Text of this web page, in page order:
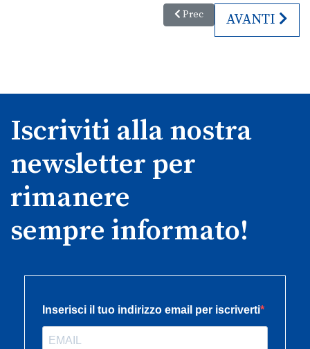
Articolo precedente: Il FVG si
Prec ARTICOLO
AVANTI
Iscriviti alla nostra
newsletter per
rimanere
sempre informato!